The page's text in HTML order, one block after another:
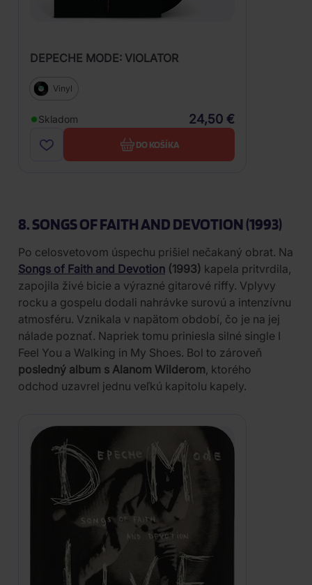
DEPECHE MODE: VIOLATOR
Vinyl
Skladom 24,50 €
DO KOŠÍKA
8. SONGS OF FAITH AND DEVOTION (1993)
Po celosvetovom úspechu prišiel nečakaný obrat. Na
Songs of Faith and Devotion (1993) kapela pritvrdila,
zapojila živé bicie a výrazné gitarové riffy. Vplyvy
rocku a gospelu dodali nahrávke surovú a intenzívnu
atmosféru. Vznikala v napätom období, čo je na jej
nálade poznať. Napriek tomu priniesla silné single I
Feel You a Walking in My Shoes. Bol to zároveň
posledný album s Alanom Wilderom, ktorého
odchod uzavrel jednu veľkú kapitolu kapely.